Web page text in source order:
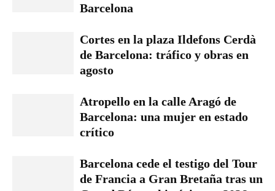
Barcelona
Cortes en la plaza Ildefons Cerdà
de Barcelona: tráfico y obras en
agosto
Atropello en la calle Aragó de
Barcelona: una mujer en estado
crítico
Barcelona cede el testigo del Tour
de Francia a Gran Bretaña tras un